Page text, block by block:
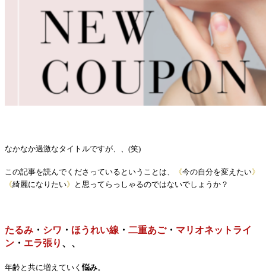
なかなか過激なタイトルですが、、(笑)
この記事を読んでくださっているということは、 《今の自分を変えたい》
《綺麗になりたい》 と思ってらっしゃるのではないでしょうか？
たるみ ・ シワ ・ ほうれい線 ・ 二重あご・ マリオネットライ
ン ・ エラ張り 、、
年齢と共に増えていく悩み。